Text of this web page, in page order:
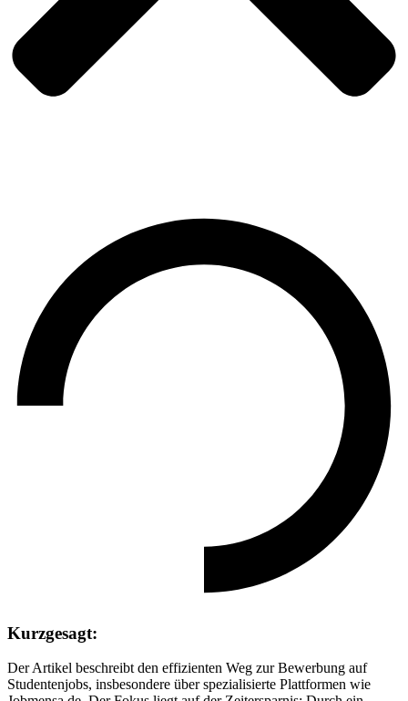
Kurzgesagt:
Der Artikel beschreibt den effizienten Weg zur Bewerbung auf
Studentenjobs, insbesondere über spezialisierte Plattformen wie